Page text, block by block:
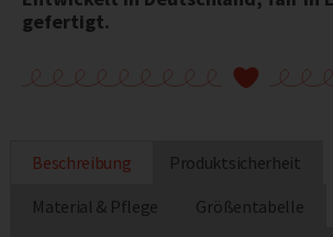
gefertigt.
Beschreibung
Produktsicherheit
Material & Pflege
Größentabelle